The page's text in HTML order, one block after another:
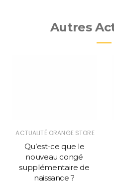
Autres
ACTUALITÉ ORANGE STORE
Qu’est-ce que le
nouveau congé
supplémentaire de
naissance ?